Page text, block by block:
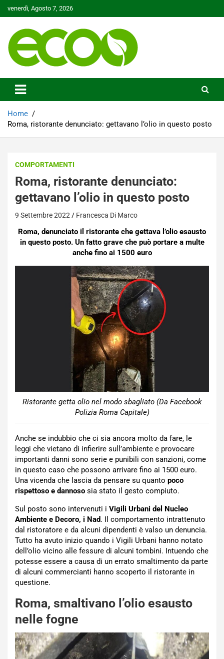
to
venerdì, Agosto 7, 2026
Ecoo.it
Home
Roma, ristorante denunciato: gettavano l’olio in questo posto
COMPORTAMENTI
Roma, ristorante denunciato:
gettavano l’olio in questo posto
9 Settembre 2022 Francesca Di Marco
Roma, denunciato il ristorante che gettava l’olio esausto
in questo posto. Un fatto grave che può portare a multe
anche fino ai 1500 euro
Ristorante getta olio nel modo sbagliato (Da Facebook
Polizia Roma Capitale)
Anche se indubbio che ci sia ancora molto da fare, le
leggi che vietano di infierire sull’ambiente e provocare
importanti danni sono serie e punibili con sanzioni, come
in questo caso che possono arrivare fino ai 1500 euro.
Una vicenda che lascia da pensare su quanto poco
rispettoso e dannoso sia stato il gesto compiuto.
Sul posto sono intervenuti i Vigili Urbani del Nucleo
Ambiente e Decoro, i Nad. Il comportamento intrattenuto
dal ristoratore e da alcuni dipendenti è valso un denuncia.
Tutto ha avuto inizio quando i Vigili Urbani hanno notato
dell’olio vicino alle fessure di alcuni tombini. Intuendo che
potesse essere a causa di un errato smaltimento da parte
di alcuni commercianti hanno scoperto il ristorante in
questione.
Roma, smaltivano l’olio esausto
nelle fogne